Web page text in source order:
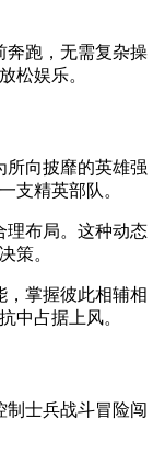
奔跑，无需复杂操
松娱乐。
所向披靡的英雄强
支精英部队。
理布局。这种动态
策。
，掌握彼此相辅相
中占据上风。
士兵战斗冒险闯